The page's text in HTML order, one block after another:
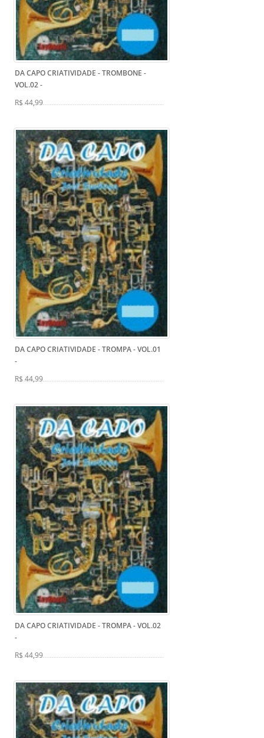
DA CAPO CRIATIVIDADE - TROMBONE -
VOL.02-
R$ 44,99
DA CAPO CRIATIVIDADE - TROMPA - VOL.01
-
R$ 44,99
DA CAPO CRIATIVIDADE - TROMPA - VOL.02
-
R$ 44,99